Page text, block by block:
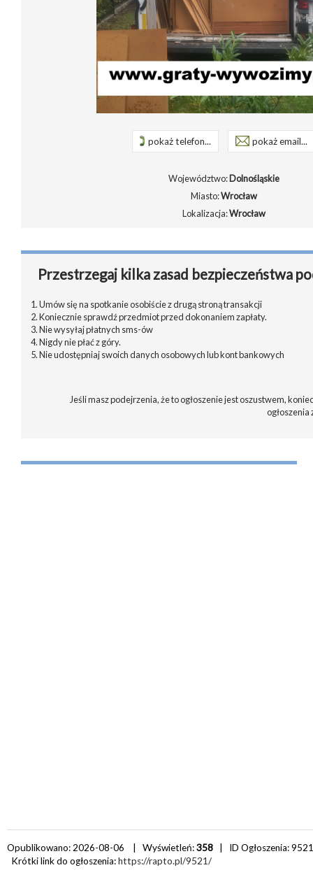
pokaż telefon... pokaż email...
Województwo:Dolnośląskie
Miasto:Wrocław
Lokalizacja:Wrocław
Przestrzegaj kilka zasad bezpieczeństwa
1. Umów się na spotkanie osobiście z drugą stroną transakcji
2. Koniecznie sprawdź przedmiot przed dokonaniem zapłaty.
3. Nie wysyłaj płatnych sms-ów
4. Nigdy nie płać z góry.
5. Nie udostępniaj swoich danych osobowych lub kont bankowych
Jeśli masz podejrzenia, że to ogłoszenie jest oszustwem,
Opublikowano: 2026-08-06 | Wyświetleń:358 | ID Ogłoszenia:9521
Krótki link do ogłoszenia:https://rapto.pl/9521/